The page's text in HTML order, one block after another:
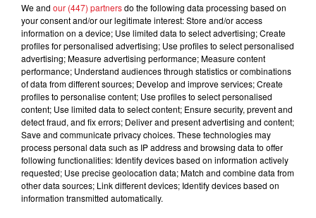
********
En direct des pistes :
Les notes du Crosé-Laroche :
Vincennes (R1) : 103 HURRICANE CARTER - 30 JINNOVE
DAB
FILS D'ACTUS
We and our (447) partnersdo the following data processing based on
your consent and/or our legitimate interest: Store and/or access
information on a device; Use limited data to select advertising; Create
profiles for personalised advertising; Use profiles to select personalised
advertising; Measure advertising performance; Measure content
performance; Understand audiences through statistics or combinations
of data from different sources; Develop and improve services; Create
profiles to personalise content; Use profiles to select personalised
content; Use limited data to select content; Ensure security, prevent and
detect fraud, and fix errors; Deliver and present advertising and content;
Save and communicate privacy choices. These technologies may
process personal data such as IP address and browsing data to offer
following functionalities: Identify devices based on information actively
requested; Use precise geolocation data; Match and combine data from
other data sources; Link different devices; Identify devices based on
information transmitted automatically.